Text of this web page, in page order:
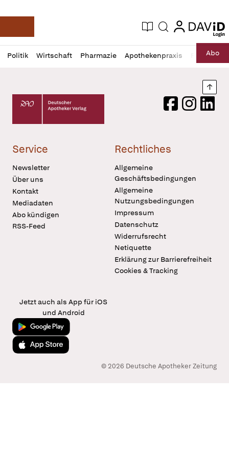
Deutsche Apotheker Zeitung
Aktuelle Ausgabe
Suche login
login
Politik Wirtschaft Pharmazie Apothekenpraxis RechtAbo
Profil
öffnen
Daz
Pur
Deutscher Apotheker Verlag Logo
FacebookInstagram
Service
Newsletter
Über uns
Kontakt
Mediadaten
Abo kündigen
RSS-Feed
Rechtliches
Allgemeine
Geschäftsbedingungen
Allgemeine
Nutzungsbedingungen
Impressum
Datenschutz
Widerrufsrecht
Netiquette
Erklärung zur Barrierefreiheit
Cookies & Tracking
Jetzt auch als App für iOS
und Android
Jetzt bei Google Play
Laden im App Store
© 2026 Deutsche Apotheker Zeitung